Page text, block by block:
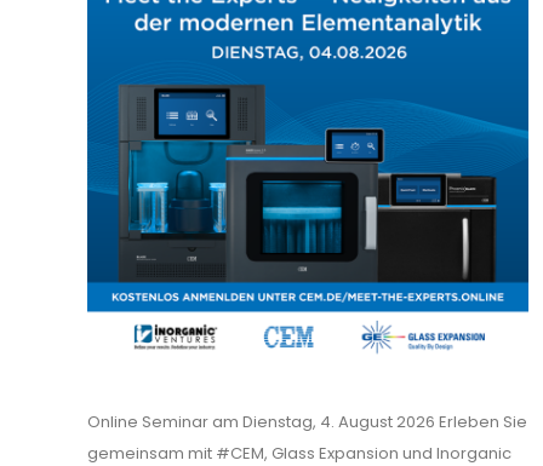
Online Seminar am Dienstag, 4. August 2026 Erleben Sie
gemeinsam mit #CEM, Glass Expansion und Inorganic